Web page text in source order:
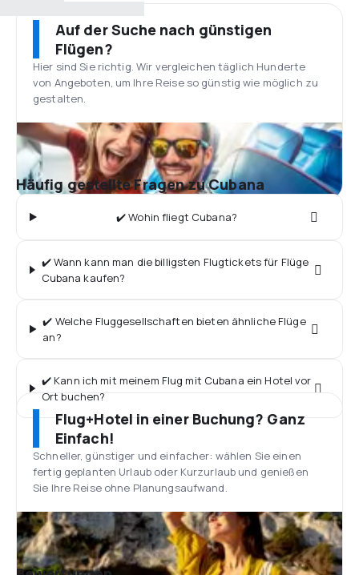
Auf der Suche nach günstigen
Flügen?
Hier sind Sie richtig. Wir vergleichen täglich Hunderte
von Angeboten, um Ihre Reise so günstig wie möglich zu
gestalten.
Häufig gestellte Fragen zu Cubana
✔️ Wohin fliegt Cubana?
✔️ Wann kann man die billigsten Flugtickets für Flüge
Cubana kaufen?
✔️ Welche Fluggesellschaften bieten ähnliche Flüge
an?
✔️ Kann ich mit meinem Flug mit Cubana ein Hotel vor
Ort buchen?
Flug+Hotel in einer Buchung? Ganz
Einfach!
Schneller, günstiger und einfacher: wählen Sie einen
fertig geplanten Urlaub oder Kurzurlaub und genießen
Sie Ihre Reise ohne Planungsaufwand.